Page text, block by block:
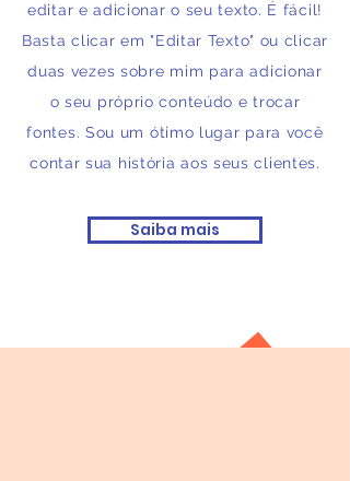
editar e adicionar o seu texto. É fácil!
Basta clicar em "Editar Texto" ou clicar
duas vezes sobre mim para adicionar
o seu próprio conteúdo e trocar
fontes. Sou um ótimo lugar para você
contar sua história aos seus clientes.
Saiba mais